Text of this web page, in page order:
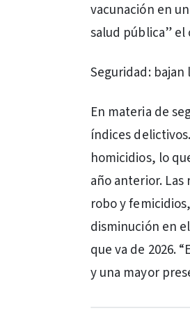
vacunación en
salud pública”
Seguridad:
En materia de
índices
homicidios, lo
año anterior.
robo y
disminución en
que va de 2026.
y una mayor